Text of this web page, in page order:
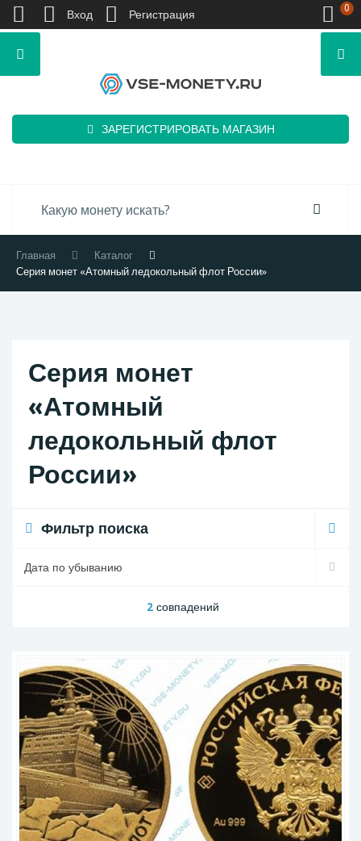
ЗАРЕГИСТРИРОВАТЬ МАГАЗИН
Главная
Каталог
Серия монет «Атомный ледокольный флот России»
Серия монет
«Атомный
ледокольный флот
России»
Фильтр поиска
2совпадений
Вход Регистрация 0